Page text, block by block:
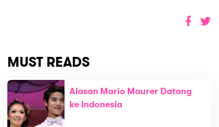
MUST READS
Alasan Mario Maurer Datang
ke Indonesia